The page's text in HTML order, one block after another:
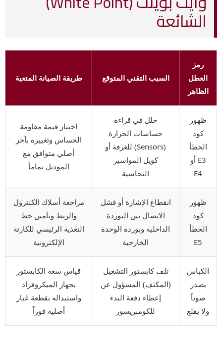
الشائعة
رمز
العطل
الظاهر
السبب التقني المتوقع طريقة الصيانة المتعبة
ظهور
كود
الخطأ
E3 أو
E4
خلل في قراءة
حساسات الحرارة
(Sensors) للغرفة أو
كويل المواسير
النحاسية
اختبار قيمة مقاومة
الحساس وتغييره بآخر
أصلي متوافق مع
الموديل تماماً
ظهور
كود
الخطأ
E5
انقطاع الإشارة أو فشل
الاتصال بين البوردة
الداخلية وبوردة الوحدة
الخارجية
مراجعة أسلاك الكنترول
والربط وتأمين خط
التغذية الرئيسي للكارتة
الإلكترونية
الكباس
يصدر
صوتاً
ولا يقلع
تلف كابستور التشغيل
(المكثف) المسؤول عن
إعطاء دفعة البدء
للكومبريسور
قياس سعة الكابستور
بجهاز الميكروفراد
واستبداله بقطعة غيار
أصلية فوراً